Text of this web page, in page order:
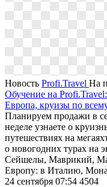
Новость Profi.Travel На
Обучение на
Европа, круизы по
Планируем продажи в
неделе узнаете о
путешествиях на
о новогодних турах на
Сейшелы, Маврикий,
Европу: в Италию,
24 сентября 07:54 4504